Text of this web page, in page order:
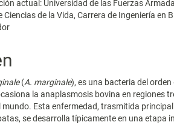
actual: Universidad de las Fuerzas
Ciencias de la Vida, Carrera de Ingeniería en
(A. marginale), es una bacteria del orden
la anaplasmosis bovina en regiones
mundo. Esta enfermedad, trasmitida
se desarrolla típicamente en una etapa